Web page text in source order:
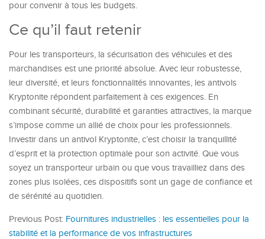
pour convenir à tous les budgets.
Ce qu’il faut retenir
Pour les transporteurs, la sécurisation des véhicules et des
marchandises est une priorité absolue. Avec leur robustesse,
leur diversité, et leurs fonctionnalités innovantes, les antivols
Kryptonite répondent parfaitement à ces exigences. En
combinant sécurité, durabilité et garanties attractives, la marque
s’impose comme un allié de choix pour les professionnels.
Investir dans un antivol Kryptonite, c’est choisir la tranquillité
d’esprit et la protection optimale pour son activité. Que vous
soyez un transporteur urbain ou que vous travailliez dans des
zones plus isolées, ces dispositifs sont un gage de confiance et
de sérénité au quotidien.
Previous Post: Fournitures industrielles : les essentielles pour la
stabilité et la performance de vos infrastructures